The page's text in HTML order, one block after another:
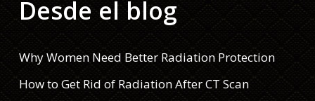
Desde el blog
Why Women Need Better Radiation Protection
How to Get Rid of Radiation After CT Scan